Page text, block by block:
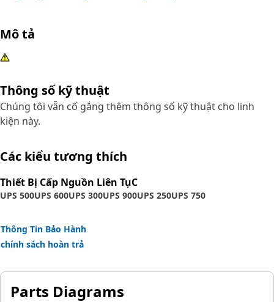
Mô tả
Thông số kỹ thuật
Chúng tôi vẫn cố gắng thêm thông số kỹ thuật cho linh
kiện này.
Các kiểu tương thích
Thiết Bị Cấp Nguồn Liên TụC
UPS 500UPS 600UPS 300UPS 900UPS 250UPS 750
Thông Tin Bảo Hành
chính sách hoàn trả
Parts Diagrams